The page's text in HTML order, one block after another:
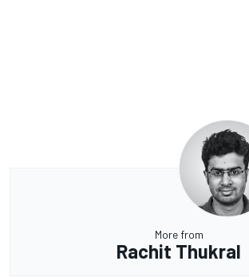
More from
Rachit Thukral